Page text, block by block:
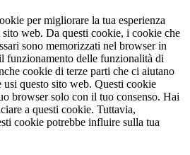
per migliorare la tua esperienza
web. Da questi cookie, i cookie che
sono memorizzati nel browser in
funzionamento delle funzionalità di
cookie di terze parti che ci aiutano
usi questo sito web. Questi cookie
browser solo con il tuo consenso. Hai
a questi cookie. Tuttavia,
cookie potrebbe influire sulla tua